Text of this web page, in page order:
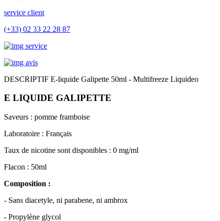
service client
(+33) 02 33 22 28 87
DESCRIPTIF E-liquide Galipette 50ml - Multifreeze Liquideo
E LIQUIDE GALIPETTE
Saveurs : pomme framboise
Laboratoire : Français
Taux de nicotine sont disponibles : 0 mg/ml
Flacon : 50ml
Composition :
- Sans diacetyle, ni parabene, ni ambrox
- Propylène glycol